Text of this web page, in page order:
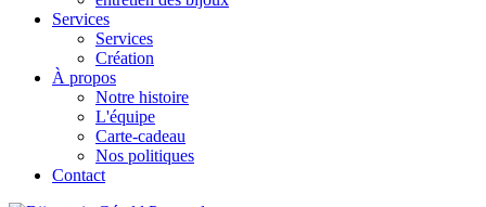
Services
Services
Création
À propos
Notre histoire
L'équipe
Carte-cadeau
Nos politiques
Contact